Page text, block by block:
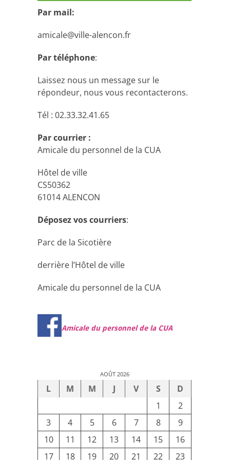
Par mail:
amicale@ville-alencon.fr
Par téléphone:
Laissez nous un message sur le
répondeur, nous vous recontacterons.
Tél : 02.33.32.41.65
Par courrier :
Amicale du personnel de la CUA
Hôtel de ville
CS50362
61014 ALENCON
Déposez vos courriers:
Parc de la Sicotière
derrière l’Hôtel de ville
Amicale du personnel de la CUA
Amicale du personnel de la CUA
AOÛT 2026
L M M J V S
D
1
2
3
4 5 6 7 8
9
10
11 12 13 14 15
16
17
18 19 20 21 22 23